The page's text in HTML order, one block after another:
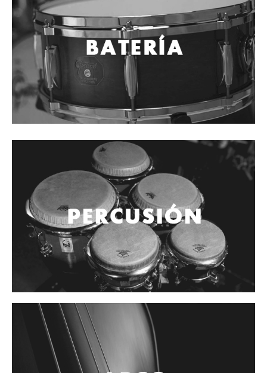
Cables
Audio Profesional
Columnas pasivas
Columnas activas
Amplificadores
Consolas mezcladoras
Procesadores y efectos
Interfaz para grabación
Audífonos y monitoreo personal
Estantes y soportes
Instalaciones y publicidad
Accesorios
Controladores
Tornamesa
Mezcladora
Interfaz